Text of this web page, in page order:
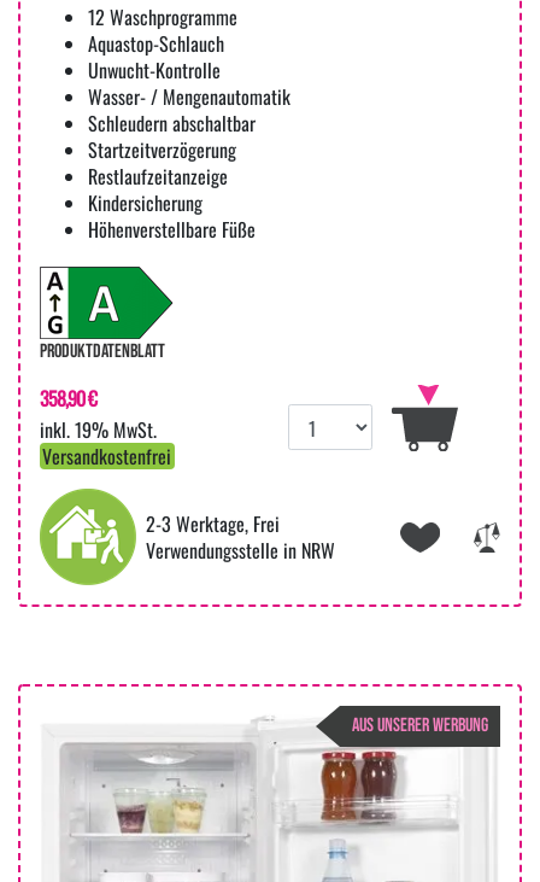
12 Waschprogramme
Aquastop-Schlauch
Unwucht-Kontrolle
Wasser- / Mengenautomatik
Schleudern abschaltbar
Startzeitverzögerung
Restlaufzeitanzeige
Kindersicherung
Höhenverstellbare Füße
PRODUKTDATENBLATT
358,90 €
inkl. 19% MwSt.
Versandkostenfrei
2-3 Werktage, Frei
Verwendungsstelle in NRW
AUS UNSERER WERBUNG